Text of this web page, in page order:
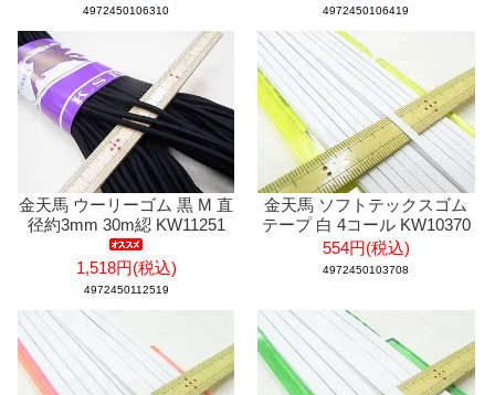
4972450106310 4972450106419
金天馬 ウーリーゴム 黒 M 直
径約3mm 30m綛 KW11251
1,518円(税込)
4972450112519
金天馬 ソフトテックスゴム
テープ 白 4コール KW10370
554円(税込)
4972450103708